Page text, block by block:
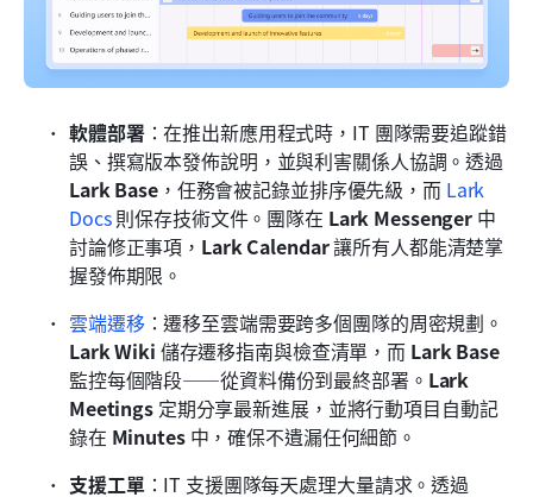
軟體部署：在推出新應用程式時，IT 團隊需要追蹤錯
Lark Base，任務會被記錄並排序優先級，而 Lark
Docs 則保存技術文件。團隊在 Lark Messenger 中
討論修正事項， Lark Calendar 讓所有人都能清楚掌
握發佈期限。
雲端遷移：遷移至雲端需要跨多個團隊的周密規劃。
Lark Wiki 儲存遷移指南與檢查清單，而 Lark Base
監控每個階段——從資料備份到最終部署。 Lark
Meetings 定期分享最新進展，並將行動項目自動記
錄在 Minutes 中，確保不遺漏任何細節。
支援工單